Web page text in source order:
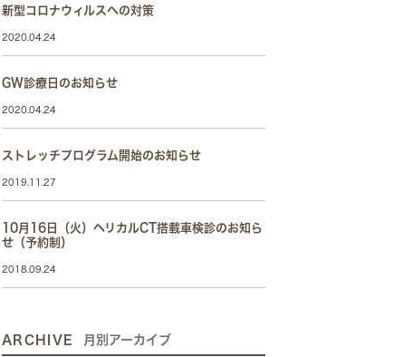
新型コロナウィルスへの対策
2020.04.24
GW診療日のお知らせ
2020.04.24
ストレッチプログラム開始のお知らせ
2019.11.27
10月16日（火）ヘリカルCT搭載車検診のお知ら
せ（予約制）
2018.09.24
ARCHIVE 月別アーカイブ